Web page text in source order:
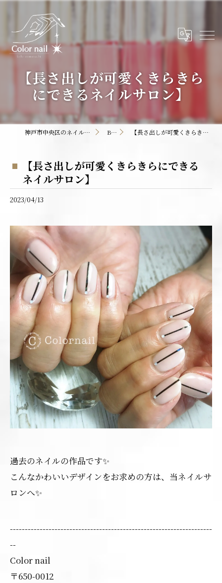
【長さ出しが可愛くきらきら
にできるネイルサロン】
神戸市中央区のネイルサロンならColor nail BLOG 【長さ出しが可愛くきらきらにできるネイルサロン】
【長さ出しが可愛くきらきらにできる
ネイルサロン】
2023/04/13
過去のネイルの作品です✨
こんなかわいいデザインをお求めの方は、当ネイルサ
ロンへ✨
--------------------------------------------------------------------
--
Color nail
〒650-0012